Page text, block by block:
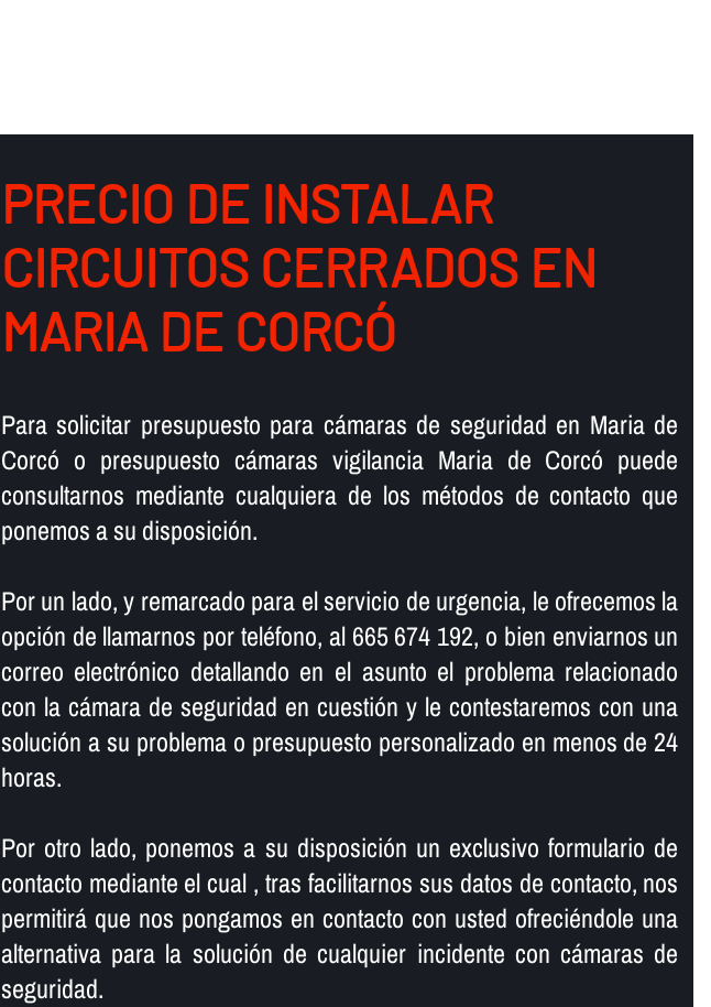
PRECIO DE INSTALAR
CIRCUITOS CERRADOS EN
MARIA DE CORCÓ
Para solicitar presupuesto para cámaras de seguridad en Maria de
Corcó o presupuesto cámaras vigilancia Maria de Corcó puede
consultarnos mediante cualquiera de los métodos de contacto que
ponemos a su disposición.
Por un lado, y remarcado para el servicio de urgencia, le ofrecemos la
opción de llamarnos por teléfono, al 665 674 192, o bien enviarnos un
correo electrónico detallando en el asunto el problema relacionado
con la cámara de seguridad en cuestión y le contestaremos con una
solución a su problema o presupuesto personalizado en menos de 24
horas.
Por otro lado, ponemos a su disposición un exclusivo formulario de
contacto mediante el cual , tras facilitarnos sus datos de contacto, nos
permitirá que nos pongamos en contacto con usted ofreciéndole una
alternativa para la solución de cualquier incidente con cámaras de
seguridad.